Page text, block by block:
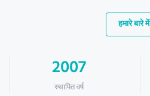
हमारे बारे में
2007
स्थापित वर्ष